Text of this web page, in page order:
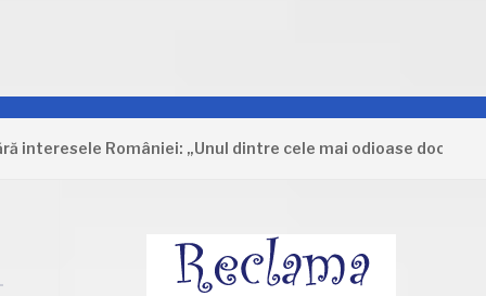
României: „Unul dintre cele mai odioase documente